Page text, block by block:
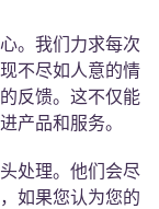
。我们力求每次
不尽如人意的情
反馈。这不仅能
产品和服务。
处理。他们会尽
如果您认为您的